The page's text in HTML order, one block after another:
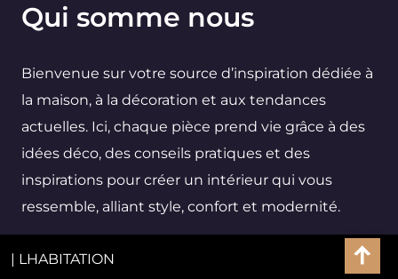
Qui somme nous
Bienvenue sur votre source d’inspiration dédiée à
la maison, à la décoration et aux tendances
actuelles. Ici, chaque pièce prend vie grâce à des
idées déco, des conseils pratiques et des
inspirations pour créer un intérieur qui vous
ressemble, alliant style, confort et modernité.
| LHABITATION